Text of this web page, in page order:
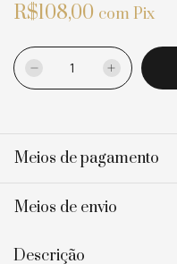
R$108,00 com Pix
Meios de pagamento
Meios de envio
Descrição